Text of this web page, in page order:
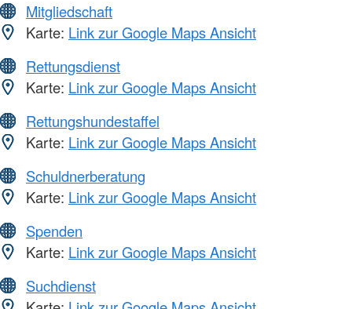
Mitgliedschaft
Karte: Link zur Google Maps Ansicht
Rettungsdienst
Karte: Link zur Google Maps Ansicht
Rettungshundestaffel
Karte: Link zur Google Maps Ansicht
Schuldnerberatung
Karte: Link zur Google Maps Ansicht
Spenden
Karte: Link zur Google Maps Ansicht
Suchdienst